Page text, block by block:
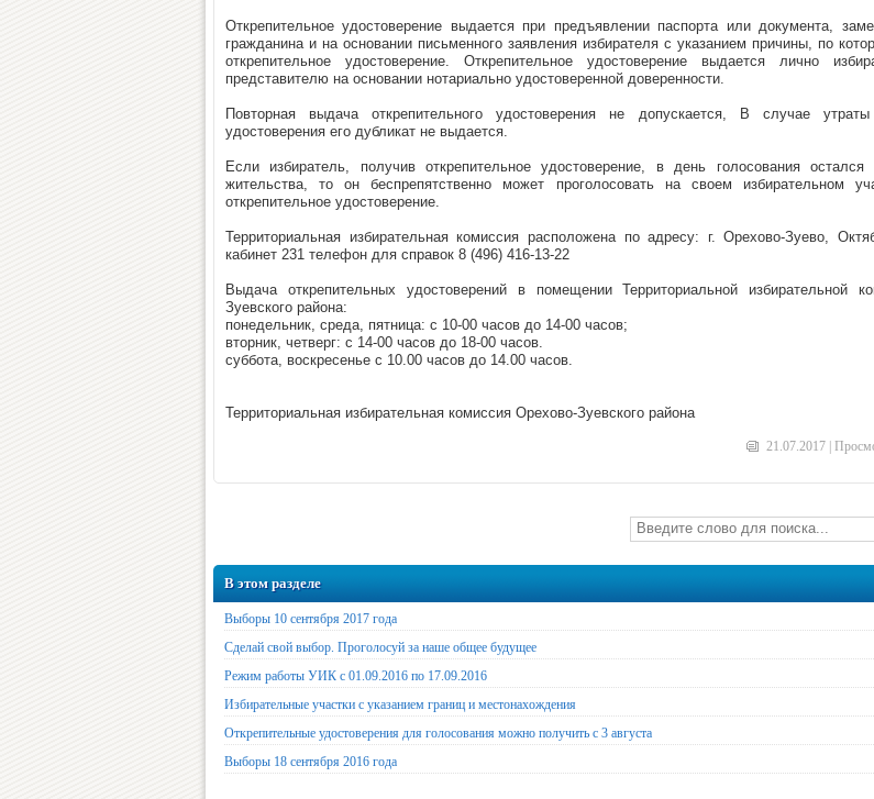
Открепительное удостоверение выдается при предъявлении паспорта или документа,
гражданина и на основании письменного заявления избирателя с указанием причины, по
открепительное удостоверение. Открепительное удостоверение выдается лично
представителю на основании нотариально удостоверенной доверенности.
Повторная выдача открепительного удостоверения не допускается, В случае утраты
удостоверения его дубликат не выдается.
Если избиратель, получив открепительное удостоверение, в день голосования
жительства, то он беспрепятственно может проголосовать на своем избирательном
открепительное удостоверение.
Территориальная избирательная комиссия расположена по адресу: г. Орехово-Зуево,
кабинет 231 телефон для справок 8 (496) 416-13-22
Выдача открепительных удостоверений в помещении Территориальной избирательной
Зуевского района:
понедельник, среда, пятница: с 10-00 часов до 14-00 часов;
вторник, четверг: с 14-00 часов до 18-00 часов.
суббота, воскресенье с 10.00 часов до 14.00 часов.
Территориальная избирательная комиссия Орехово-Зуевского района
21.07.2017 |
В этом разделе
Выборы 10 сентября 2017 года
Сделай свой выбор. Проголосуй за наше общее будущее
Режим работы УИК с 01.09.2016 по 17.09.2016
Избирательные участки с указанием границ и местонахождения
Открепительные удостоверения для голосования можно получить с 3 августа
Выборы 18 сентября 2016 года